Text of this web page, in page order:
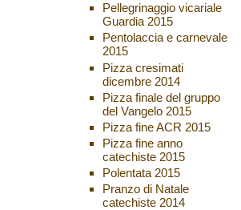
Pellegrinaggio vicariale
Guardia 2015
Pentolaccia e carnevale
2015
Pizza cresimati
dicembre 2014
Pizza finale del gruppo
del Vangelo 2015
Pizza fine ACR 2015
Pizza fine anno
catechiste 2015
Polentata 2015
Pranzo di Natale
catechiste 2014